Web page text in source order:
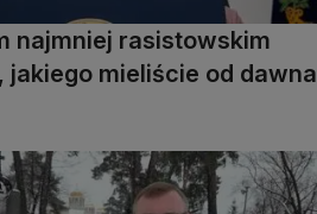
najmniej rasistowskim
jakiego mieliście od dawna